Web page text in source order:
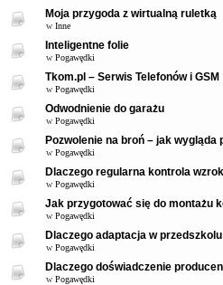
Moja przygoda z wirtualną ruletką
w Inne
Inteligentne folie
w Pogawędki
Tkom.pl – Serwis Telefonów i GSM
w Pogawędki
Odwodnienie do garażu
w Pogawędki
Pozwolenie na broń – jak wygląda
w Pogawędki
Dlaczego regularna kontrola
w Pogawędki
Jak przygotować się do montażu
w Pogawędki
Dlaczego adaptacja w
w Pogawędki
Dlaczego doświadczenie
w Pogawędki